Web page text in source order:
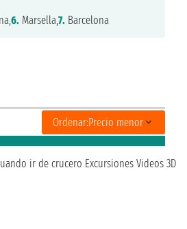
6. Marsella,7. Barcelona
Ordenar:Precio menor
ir de crucero Excursiones Videos 3D